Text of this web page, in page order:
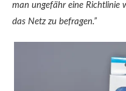
man ungefähr eine Richtlinie
das Netz zu befragen.”